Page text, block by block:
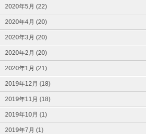
2020年5月 (22)
2020年4月 (20)
2020年3月 (20)
2020年2月 (20)
2020年1月 (21)
2019年12月 (18)
2019年11月 (18)
2019年10月 (1)
2019年7月 (1)